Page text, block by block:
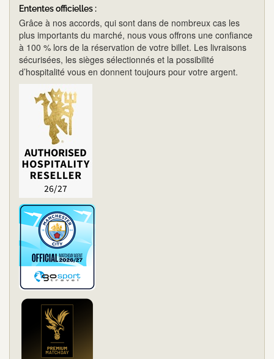
Ententes officielles :
Grâce à nos accords, qui sont dans de nombreux cas les
plus importants du marché, nous vous offrons une confiance
à 100 % lors de la réservation de votre billet. Les livraisons
sécurisées, les sièges sélectionnés et la possibilité
d’hospitalité vous en donnent toujours pour votre argent.